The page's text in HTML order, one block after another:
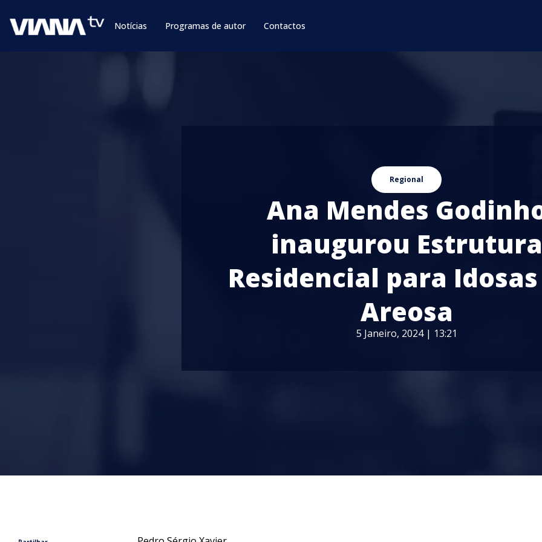
Notícias Programas de autor Contactos
Regional
Ana Mendes
inaugurou Estrutura
Residencial para
Areosa
5 Janeiro, 2024 | 13:21